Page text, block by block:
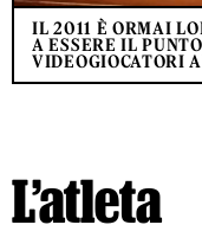
IL 2011 È ORMAI
A ESSERE IL
VIDEOGIOCATORI
L’atleta